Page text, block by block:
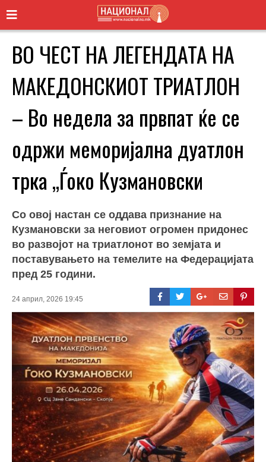
ВО ЧЕСТ НА ЛЕГЕНДАТА НА
МАКЕДОНСКИОТ ТРИАТЛОН
– Вo недела за првпат ќе се
одржи меморијална дуатлон
трка „Ѓоко Кузмановски
Со овој настан се оддава признание на
Кузмановски за неговиот огромен придонес
во развојот на триатлонот во земјата и
поставувањето на темелите на Федерацијата
пред 25 години.
24 април, 2026 19:45